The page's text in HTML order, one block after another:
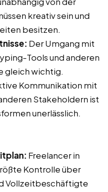
kreativ sein und
besitzen.
Der Umgang mit
Tools und anderen
gleich wichtig.
Kommunikation mit
Stakeholdern ist
unerlässlich.
Freelancer in
Kontrolle über
Vollzeitbeschäftigte